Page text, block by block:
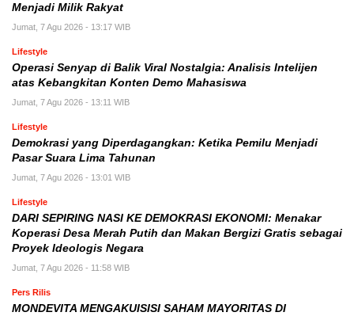
Menjadi Milik Rakyat
Jumat, 7 Agu 2026 - 13:17 WIB
Lifestyle
Operasi Senyap di Balik Viral Nostalgia: Analisis Intelijen
atas Kebangkitan Konten Demo Mahasiswa
Jumat, 7 Agu 2026 - 13:11 WIB
Lifestyle
Demokrasi yang Diperdagangkan: Ketika Pemilu Menjadi
Pasar Suara Lima Tahunan
Jumat, 7 Agu 2026 - 13:01 WIB
Lifestyle
DARI SEPIRING NASI KE DEMOKRASI EKONOMI: Menakar
Koperasi Desa Merah Putih dan Makan Bergizi Gratis sebagai
Proyek Ideologis Negara
Jumat, 7 Agu 2026 - 11:58 WIB
Pers Rilis
MONDEVITA MENGAKUISISI SAHAM MAYORITAS DI